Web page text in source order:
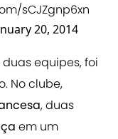
sCJZgnp6xn
20, 2014
equipes, foi
No clube,
, duas
em um